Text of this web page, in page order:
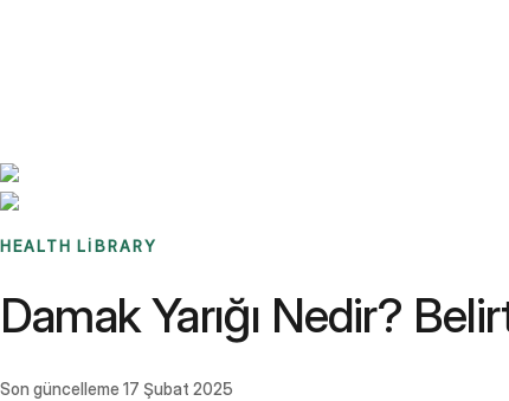
HEALTH LIBRARY
Damak Yarığı Nedir?
Son güncelleme 17 Şubat 2025